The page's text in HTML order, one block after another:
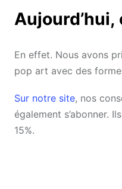
Aujourd’hui,
En effet. Nous avons
pop art avec des
Sur notre site, nos
également s’abonner.
15%.